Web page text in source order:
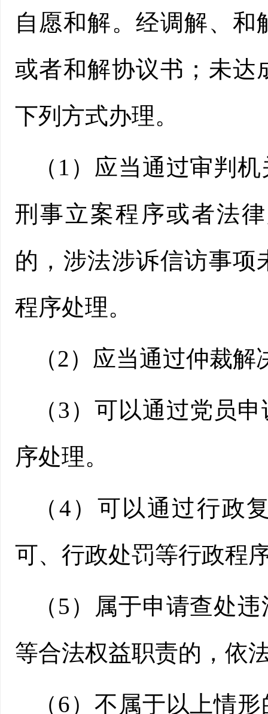
自愿和解。经调解、
或者和解协议书；未达
下列方式办理。
（1）应当通过审判
刑事立案程序或者法
的，涉法涉诉信访事项
程序处理。
（2）应当通过仲裁
（3）可以通过党员
序处理。
（4）可以通过行政
可、行政处罚等行政程
（5）属于申请查处
等合法权益职责的，依
（6）不属于以上情